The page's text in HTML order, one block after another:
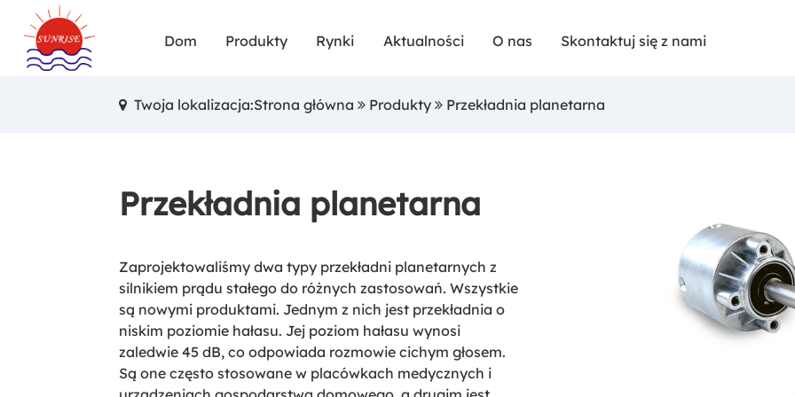
Dom Produkty Rynki Aktualności O nas Skontaktuj się z nami
Twoja lokalizacja:Strona główna Produkty Przekładnia planetarna
Przekładnia planetarna
Zaprojektowaliśmy dwa typy przekładni planetarnych z
silnikiem prądu stałego do różnych zastosowań. Wszystkie
są nowymi produktami. Jednym z nich jest przekładnia o
niskim poziomie hałasu. Jej poziom hałasu wynosi
zaledwie 45 dB, co odpowiada rozmowie cichym głosem.
Są one często stosowane w placówkach medycznych i